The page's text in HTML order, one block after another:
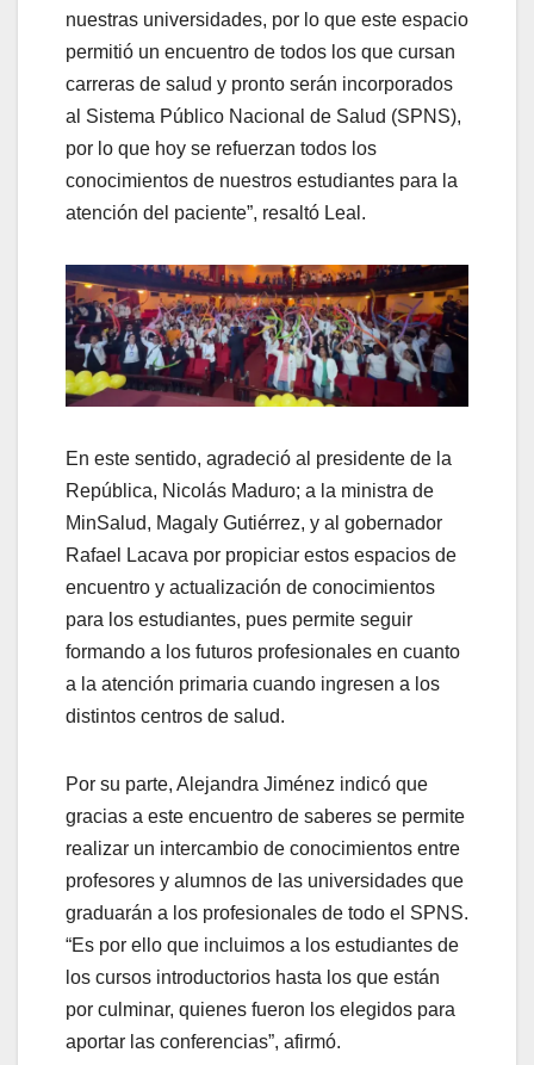
nuestras universidades, por lo que este espacio
permitió un encuentro de todos los que cursan
carreras de salud y pronto serán incorporados
al Sistema Público Nacional de Salud (SPNS),
por lo que hoy se refuerzan todos los
conocimientos de nuestros estudiantes para la
atención del paciente”, resaltó Leal.
En este sentido, agradeció al presidente de la
República, Nicolás Maduro; a la ministra de
MinSalud, Magaly Gutiérrez, y al gobernador
Rafael Lacava por propiciar estos espacios de
encuentro y actualización de conocimientos
para los estudiantes, pues permite seguir
formando a los futuros profesionales en cuanto
a la atención primaria cuando ingresen a los
distintos centros de salud.
Por su parte, Alejandra Jiménez indicó que
gracias a este encuentro de saberes se permite
realizar un intercambio de conocimientos entre
profesores y alumnos de las universidades que
graduarán a los profesionales de todo el SPNS.
“Es por ello que incluimos a los estudiantes de
los cursos introductorios hasta los que están
por culminar, quienes fueron los elegidos para
aportar las conferencias”, afirmó.